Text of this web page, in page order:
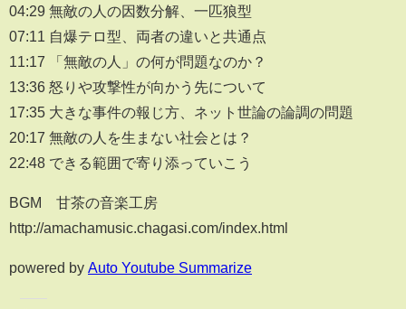
04:29 無敵の人の因数分解、一匹狼型
07:11 自爆テロ型、両者の違いと共通点
11:17 「無敵の人」の何が問題なのか？
13:36 怒りや攻撃性が向かう先について
17:35 大きな事件の報じ方、ネット世論の論調の問題
20:17 無敵の人を生まない社会とは？
22:48 できる範囲で寄り添っていこう
BGM 甘茶の音楽工房
http://amachamusic.chagasi.com/index.html
powered by Auto Youtube Summarize